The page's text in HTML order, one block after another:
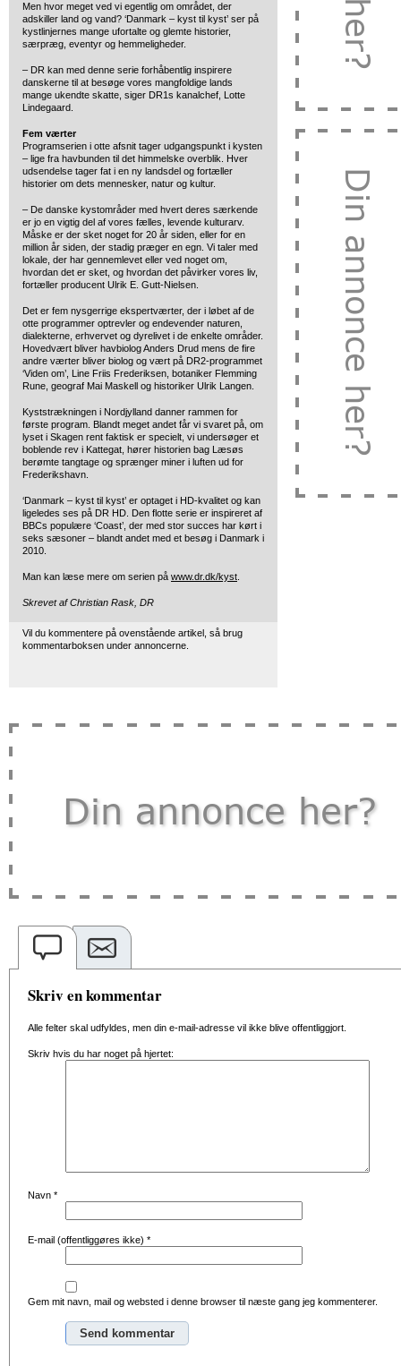
Men hvor meget ved vi egentlig om området, der
adskiller land og vand? ‘Danmark – kyst til kyst’ ser på
kystlinjernes mange ufortalte og glemte historier,
særpræg, eventyr og hemmeligheder.
– DR kan med denne serie forhåbentlig inspirere
danskerne til at besøge vores mangfoldige lands
mange ukendte skatte, siger DR1s kanalchef, Lotte
Lindegaard.
Fem værter
Programserien i otte afsnit tager udgangspunkt i kysten
– lige fra havbunden til det himmelske overblik. Hver
udsendelse tager fat i en ny landsdel og fortæller
historier om dets mennesker, natur og kultur.
– De danske kystområder med hvert deres særkende
er jo en vigtig del af vores fælles, levende kulturarv.
Måske er der sket noget for 20 år siden, eller for en
million år siden, der stadig præger en egn. Vi taler med
lokale, der har gennemlevet eller ved noget om,
hvordan det er sket, og hvordan det påvirker vores liv,
fortæller producent Ulrik E. Gutt-Nielsen.
Det er fem nysgerrige ekspertværter, der i løbet af de
otte programmer optrevler og endevender naturen,
dialekterne, erhvervet og dyrelivet i de enkelte områder.
Hovedvært bliver havbiolog Anders Drud mens de fire
andre værter bliver biolog og vært på DR2-programmet
‘Viden om’, Line Friis Frederiksen, botaniker Flemming
Rune, geograf Mai Maskell og historiker Ulrik Langen.
Kyststrækningen i Nordjylland danner rammen for
første program. Blandt meget andet får vi svaret på, om
lyset i Skagen rent faktisk er specielt, vi undersøger et
boblende rev i Kattegat, hører historien bag Læsøs
berømte tangtage og sprænger miner i luften ud for
Frederikshavn.
‘Danmark – kyst til kyst’ er optaget i HD-kvalitet og kan
ligeledes ses på DR HD. Den flotte serie er inspireret af
BBCs populære ‘Coast’, der med stor succes har kørt i
seks sæsoner – blandt andet med et besøg i Danmark i
2010.
Man kan læse mere om serien på www.dr.dk/kyst
Skrevet af Christian Rask, DR
Vil du kommentere på ovenstående artikel, så brug
kommentarboksen under annoncerne.
Skriv en kommentar
Alle felter skal udfyldes, men din e-mail-adresse vil ikke blive offentliggjort.
Skriv hvis du har noget på hjertet:
Navn *
E-mail (offentliggøres ikke) *
Gem mit navn, mail og websted i denne browser til næste gang jeg kommenterer.